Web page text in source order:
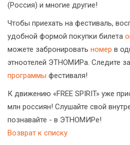
(Россия) и многие другие!
Чтобы приехать на фестиваль,
удобной формой покупки билета
можете забронировать номер в
этноотелей ЭТНОМИРа. Следите
программы фестиваля!
К движению «FREE SPIRIT» уже
млн россиян! Слушайте свой
познавайте - в ЭТНОМИРе!
Возврат к списку